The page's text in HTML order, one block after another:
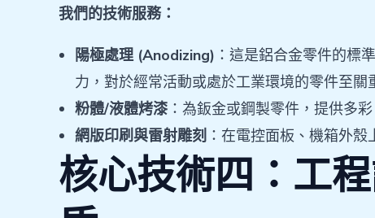
我們的技術服務：
陽極處理 (Anodizing) ：這是鋁合金零件的標
力，對於經常活動或處於工業環境的零件至關
粉體/液體烤漆 ：為鈑金或鋼製零件，提供多
網版印刷與雷射雕刻 ：在電控面板、機箱外
核心技術四：工